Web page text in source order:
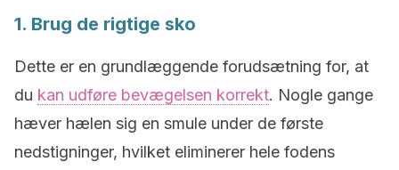
1. Brug de rigtige sko
Dette er en grundlæggende forudsætning for, at
du kan udføre bevægelsen korrekt. Nogle gange
hæver hælen sig en smule under de første
nedstigninger, hvilket eliminerer hele fodens